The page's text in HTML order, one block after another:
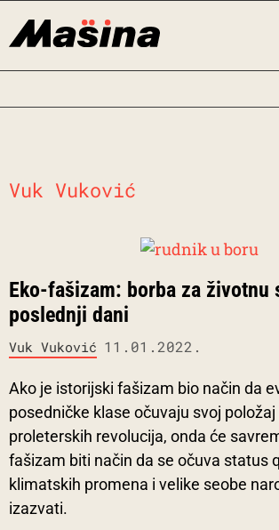
Vuk Vuković
Eko-fašizam: borba za životnu
poslednji dani
Vuk Vuković 11.01.2022.
Ako je istorijski fašizam bio način da
posedničke klase očuvaju svoj
proleterskih revolucija, onda će
fašizam biti način da se očuva status
klimatskih promena i velike seobe
izazvati.